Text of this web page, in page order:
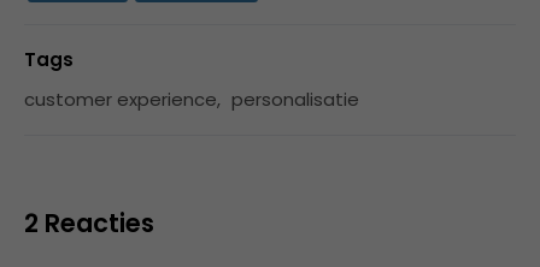
Tags
customer experience, personalisatie
2 Reacties